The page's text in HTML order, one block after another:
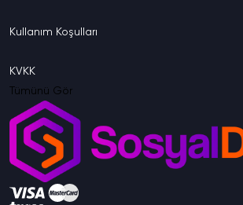
Kullanım Koşulları
KVKK
Tümünü Gör